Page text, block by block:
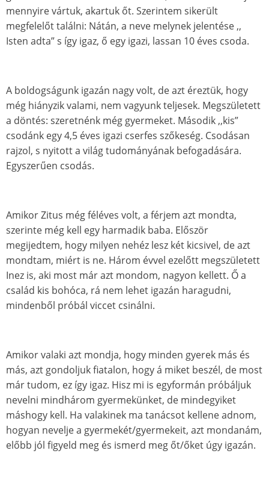
mennyire vártuk, akartuk őt. Szerintem sikerült
megfelelőt találni: Nátán, a neve melynek jelentése ,,
Isten adta” s így igaz, ő egy igazi, lassan 10 éves csoda.
A boldogságunk igazán nagy volt, de azt éreztük, hogy
még hiányzik valami, nem vagyunk teljesek. Megszületett
a döntés: szeretnénk még gyermeket. Második ,,kis”
csodánk egy 4,5 éves igazi cserfes szőkeség. Csodásan
rajzol, s nyitott a világ tudományának befogadására.
Egyszerűen csodás.
Amikor Zitus még féléves volt, a férjem azt mondta,
szerinte még kell egy harmadik baba. Először
megijedtem, hogy milyen nehéz lesz két kicsivel, de azt
mondtam, miért is ne. Három évvel ezelőtt megszületett
Inez is, aki most már azt mondom, nagyon kellett. Ő a
család kis bohóca, rá nem lehet igazán haragudni,
mindenből próbál viccet csinálni.
Amikor valaki azt mondja, hogy minden gyerek más és
más, azt gondoljuk fiatalon, hogy á miket beszél, de most
már tudom, ez így igaz. Hisz mi is egyformán próbáljuk
nevelni mindhárom gyermekünket, de mindegyiket
máshogy kell. Ha valakinek ma tanácsot kellene adnom,
hogyan nevelje a gyermekét/gyermekeit, azt mondanám,
előbb jól figyeld meg és ismerd meg őt/őket úgy igazán.